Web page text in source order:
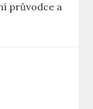
průvodce a